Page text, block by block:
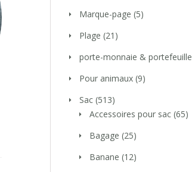
Marque-page (5)
Plage (21)
porte-monnaie & portefeuille
Pour animaux (9)
Sac (513)
Accessoires pour sac (65)
Bagage (25)
Banane (12)